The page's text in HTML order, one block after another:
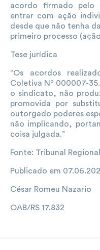
acordo firmado pelo
entrar com ação
desde que não tenha
primeiro processo
Tese jurídica
“Os acordos
Coletiva Nº 000007-
o sindicato, não
promovida por
outorgado poderes
não implicando,
coisa julgada.”
Fonte: Tribunal
Publicado em
César Romeu Nazario
OAB/RS 17.832